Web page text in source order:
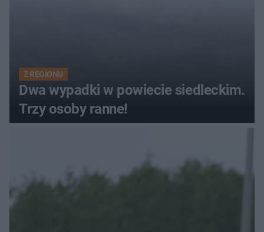
Z REGIONU
Dwa wypadki w powiecie siedleckim.
Trzy osoby ranne!